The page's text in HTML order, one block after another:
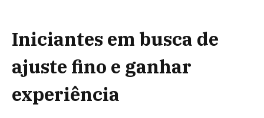
Iniciantes em busca de
ajuste fino e ganhar
experiência